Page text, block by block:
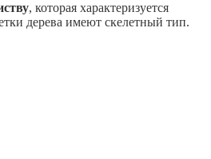
, которая характеризуется
дерева имеют скелетный тип.